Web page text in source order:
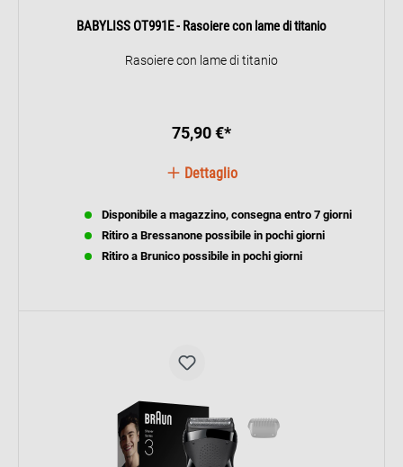
BABYLISS OT991E - Rasoiere con lame di titanio
Rasoiere con lame di titanio
75,90 €*
Dettaglio
Disponibile a magazzino, consegna entro 7 giorni
Ritiro a Bressanone possibile in pochi giorni
Ritiro a Brunico possibile in pochi giorni